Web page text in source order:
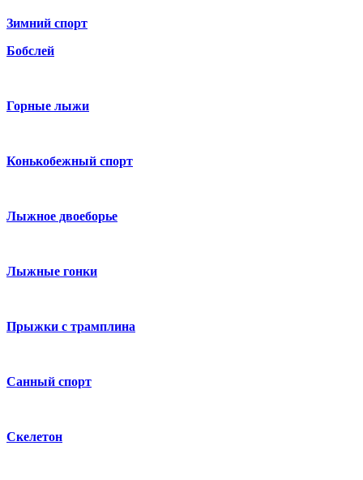
Зимний спорт
Бобслей
Горные лыжи
Конькобежный спорт
Лыжное двоеборье
Лыжные гонки
Прыжки с трамплина
Санный спорт
Скелетон